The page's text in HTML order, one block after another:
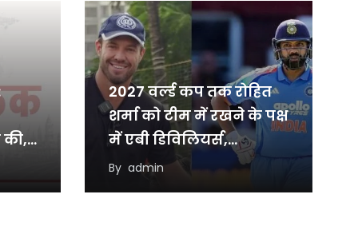
की,
2027 वर्ल्ड कप तक रोहित
शर्मा को टीम में रखने के पक्ष
में एबी डिविलियर्स,…
By admin